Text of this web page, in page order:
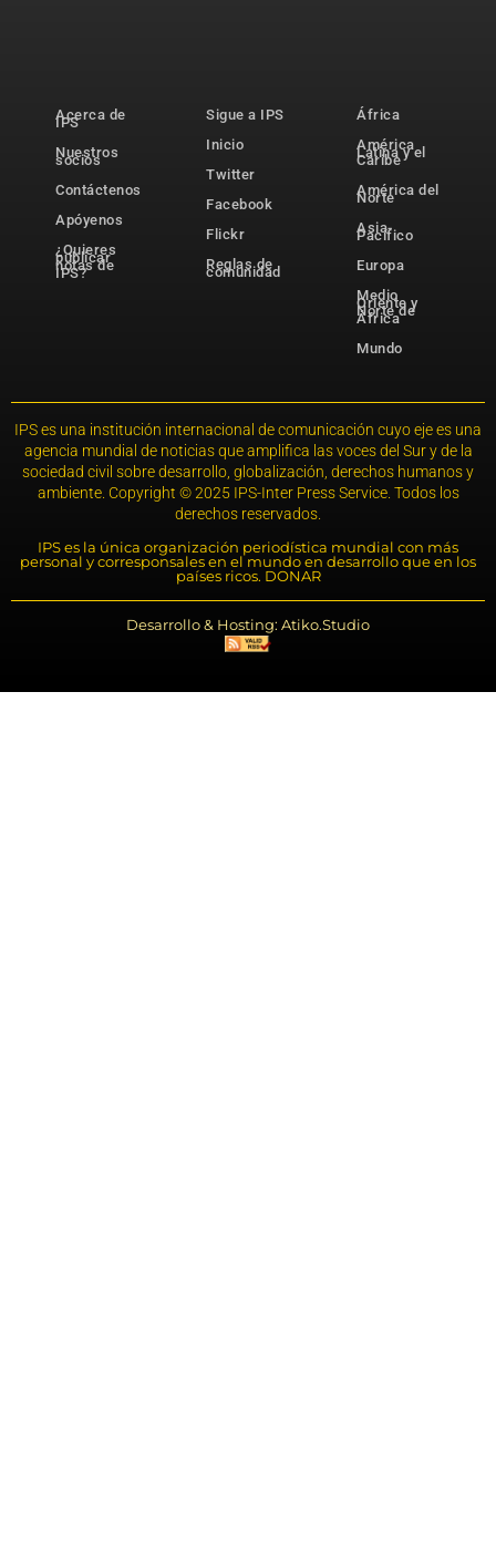
Acerca de
IPS
Nuestros
socios
Contáctenos
Apóyenos
¿Quieres
publicar
notas de
IPS?
Sigue a IPS
Inicio
Twitter
Facebook
Flickr
Reglas de
comunidad
África
América
Latina y el
Caribe
América del
Norte
Asia-
Pacífico
Europa
Medio
Oriente y
Norte de
África
Mundo
IPS es una institución internacional de comunicación cuyo eje es una
agencia mundial de noticias que amplifica las voces del Sur y de la
sociedad civil sobre desarrollo, globalización, derechos humanos y
ambiente. Copyright © 2025 IPS-Inter Press Service. Todos los
derechos reservados.
IPS es la única organización periodística mundial con más
personal y corresponsales en el mundo en desarrollo que en los
países ricos. DONAR
Desarrollo & Hosting: Atiko.Studio